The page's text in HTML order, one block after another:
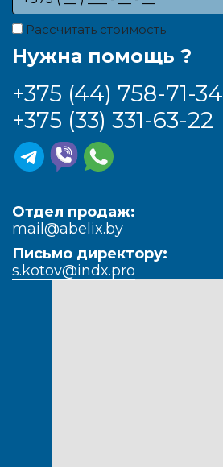
Рассчитать стоимость
Нужна помощь ?
+375 (44) 758-71-34
+375 (33) 331-63-22
Отдел продаж:
mail@abelix.by
Письмо директору:
s.kotov@indx.pro